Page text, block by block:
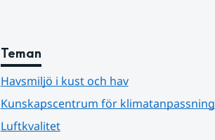
Teman
Havsmiljö i kust och hav
Kunskapscentrum för klimatanpassning
Luftkvalitet